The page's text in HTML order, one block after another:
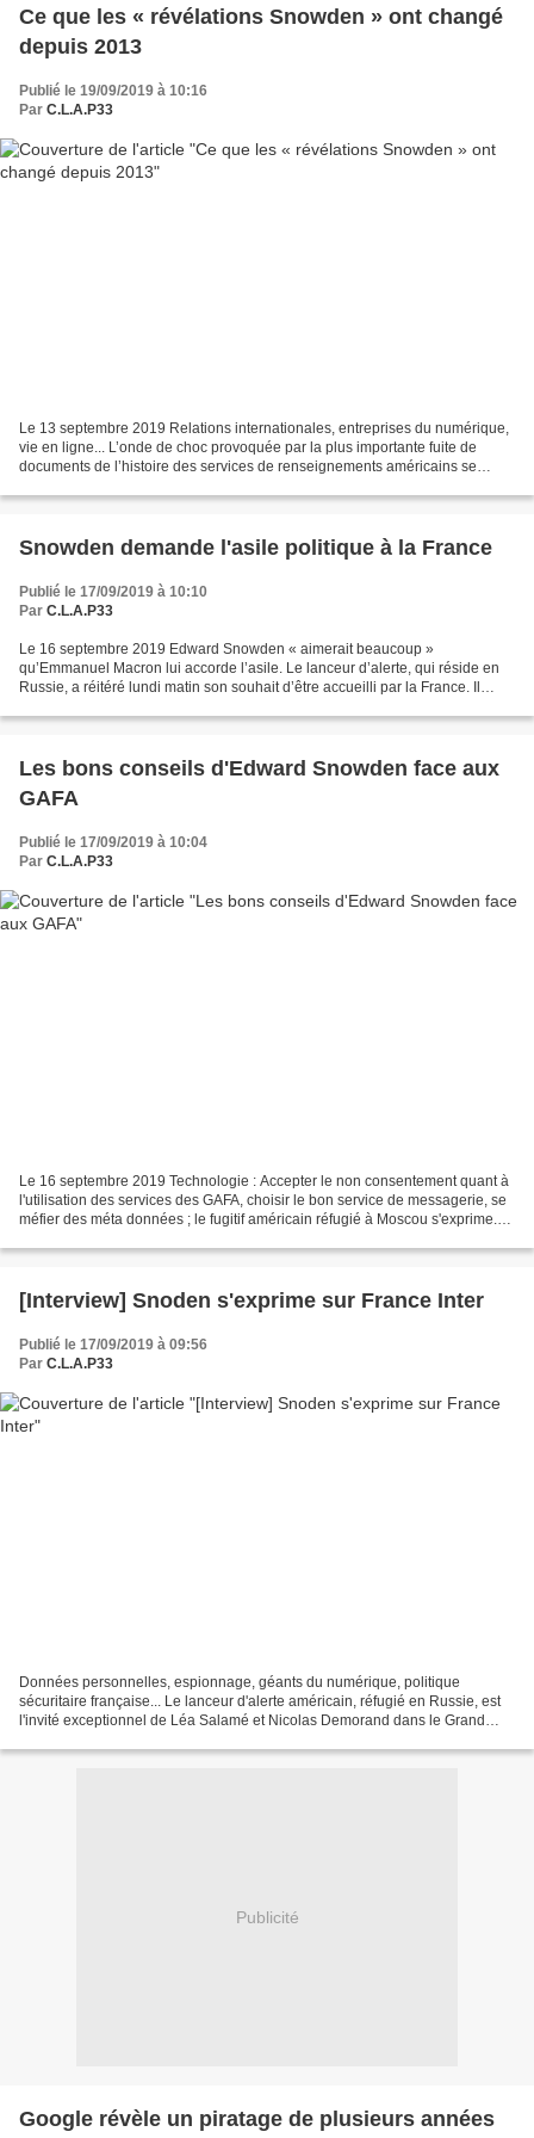
Ce que les « révélations Snowden » ont changé
depuis 2013
Publié le 19/09/2019 à 10:16
Par C.L.A.P33
Le 13 septembre 2019 Relations internationales, entreprises du numérique,
vie en ligne... L’onde de choc provoquée par la plus importante fuite de
documents de l’histoire des services de renseignements américains se
Snowden demande l'asile politique à la France
Publié le 17/09/2019 à 10:10
Par C.L.A.P33
Le 16 septembre 2019 Edward Snowden « aimerait beaucoup »
qu’Emmanuel Macron lui accorde l’asile. Le lanceur d’alerte, qui réside en
Russie, a réitéré lundi matin son souhait d’être accueilli par la France. Il
Les bons conseils d'Edward Snowden face aux
GAFA
Publié le 17/09/2019 à 10:04
Par C.L.A.P33
Le 16 septembre 2019 Technologie : Accepter le non consentement quant à
l'utilisation des services des GAFA, choisir le bon service de messagerie, se
méfier des méta données ; le fugitif américain réfugié à Moscou s'exprime.
[Interview] Snoden s'exprime sur France Inter
Publié le 17/09/2019 à 09:56
Par C.L.A.P33
Données personnelles, espionnage, géants du numérique, politique
sécuritaire française... Le lanceur d'alerte américain, réfugié en Russie, est
l'invité exceptionnel de Léa Salamé et Nicolas Demorand dans le Grand
Publicité
Google révèle un piratage de plusieurs années